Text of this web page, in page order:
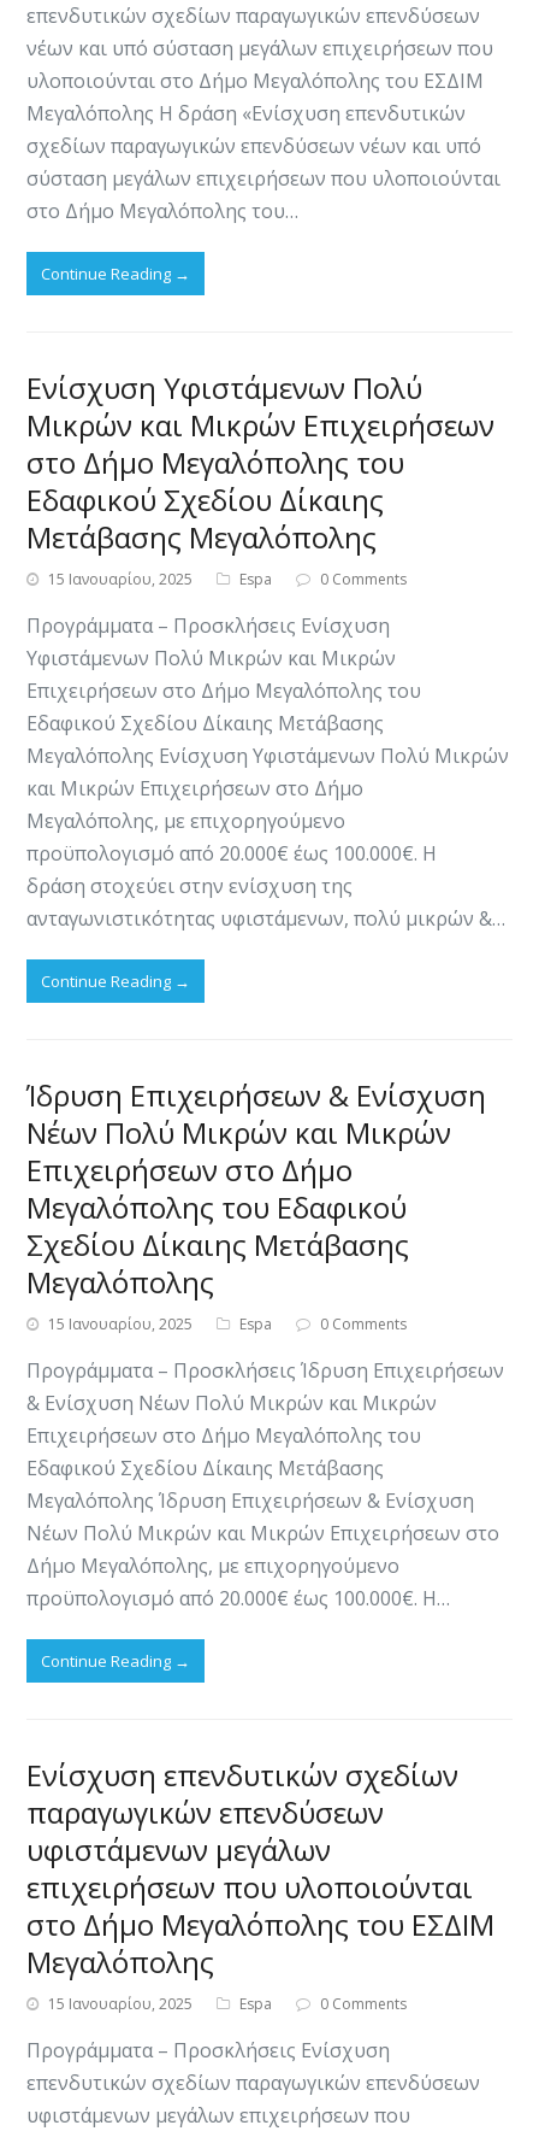
επενδυτικών σχεδίων παραγωγικών επενδύσεων
νέων και υπό σύσταση μεγάλων επιχειρήσεων που
υλοποιούνται στο Δήμο Μεγαλόπολης του ΕΣΔΙΜ
Μεγαλόπολης Η δράση «Ενίσχυση επενδυτικών
σχεδίων παραγωγικών επενδύσεων νέων και υπό
σύσταση μεγάλων επιχειρήσεων που υλοποιούνται
στo Δήμο Μεγαλόπολης του…
Continue Reading →
Ενίσχυση Υφιστάμενων Πολύ
Μικρών και Μικρών Επιχειρήσεων
στο Δήμο Μεγαλόπολης του
Εδαφικού Σχεδίου Δίκαιης
Μετάβασης Μεγαλόπολης
15 Ιανουαρίου, 2025 Espa 0 Comments
Προγράμματα – Προσκλήσεις Ενίσχυση
Υφιστάμενων Πολύ Μικρών και Μικρών
Επιχειρήσεων στο Δήμο Μεγαλόπολης του
Εδαφικού Σχεδίου Δίκαιης Μετάβασης
Μεγαλόπολης Ενίσχυση Υφιστάμενων Πολύ Μικρών
και Μικρών Επιχειρήσεων στο Δήμο
Μεγαλόπολης, με επιχορηγούμενο
προϋπολογισμό από 20.000€ έως 100.000€. ​​​Η
δράση στοχεύει στην ενίσχυση της
ανταγωνιστικότητας υφιστάμενων, πολύ μικρών &…
Continue Reading →
Ίδρυση Επιχειρήσεων & Ενίσχυση
Νέων Πολύ Μικρών και Μικρών
Επιχειρήσεων στο Δήμο
Μεγαλόπολης του Εδαφικού
Σχεδίου Δίκαιης Μετάβασης
Μεγαλόπολης
15 Ιανουαρίου, 2025 Espa 0 Comments
Προγράμματα – Προσκλήσεις Ίδρυση Επιχειρήσεων
& Ενίσχυση Νέων Πολύ Μικρών και Μικρών
Επιχειρήσεων στο Δήμο Μεγαλόπολης του
Εδαφικού Σχεδίου Δίκαιης Μετάβασης
Μεγαλόπολης Ίδρυση Επιχειρήσεων & Ενίσχυση
Νέων Πολύ Μικρών και Μικρών Επιχειρήσεων στο
Δήμο Μεγαλόπολης, με επιχορηγούμενο
προϋπολογισμό από 20.000€ έως 100.000€. ​​Η…
Continue Reading →
Ενίσχυση επενδυτικών σχεδίων
παραγωγικών επενδύσεων
υφιστάμενων μεγάλων
επιχειρήσεων που υλοποιούνται
στο Δήμο Μεγαλόπολης του ΕΣΔΙΜ
Μεγαλόπολης
15 Ιανουαρίου, 2025 Espa 0 Comments
Προγράμματα – Προσκλήσεις Ενίσχυση
επενδυτικών σχεδίων παραγωγικών επενδύσεων
υφιστάμενων μεγάλων επιχειρήσεων που